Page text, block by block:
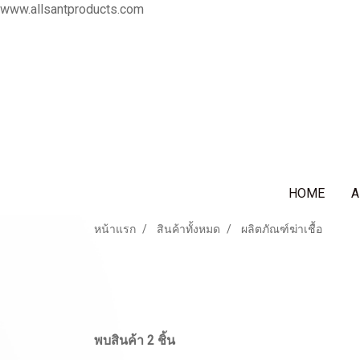
www.allsantproducts.com
HOME
หน้าแรก สินค้าทั้งหมด ผลิตภัณฑ์ฆ่าเชื้อ
พบสินค้า 2 ชิ้น